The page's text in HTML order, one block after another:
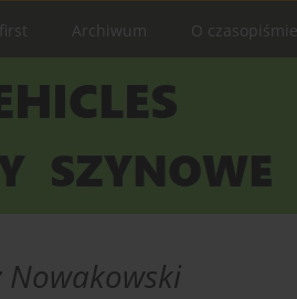
Archiwum O czasopiśmie
Nowakowski